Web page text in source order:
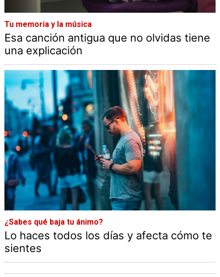
Tu memoria y la música
Esa canción antigua que no olvidas tiene
una explicación
¿Sabes qué baja tu ánimo?
Lo haces todos los días y afecta cómo te
sientes